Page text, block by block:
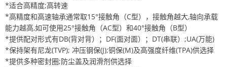
*适合高精度;高转速
*高精度和高速轴承通常取15°接触角（C型），接触角越大,轴向承载
能力越高,如可使用25°接触角（AC型）和40°接触角（B型）
*提供配对形式有DB(背对背）；DF(面对面）；DT(串联）;UA(万能)
*保持架有尼龙(TVP); 冲压钢保(J);铜保(M)及高强度纤维(TPA)供选择
*提供多种密封圈;防尘盖及润滑剂供选择